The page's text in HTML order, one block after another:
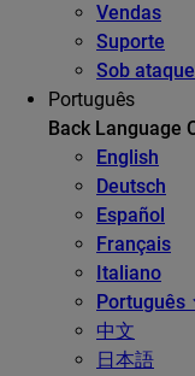
Vendas
Suporte
Sob
Português
Back Language
English
Deutsch
Español
Français
Italiano
Português
中文
日本語